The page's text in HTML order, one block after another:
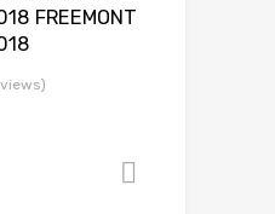
FREEMONT